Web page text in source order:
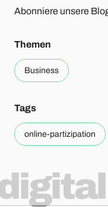
Abonniere unsere
Themen
Business
Tags
online-partizipation